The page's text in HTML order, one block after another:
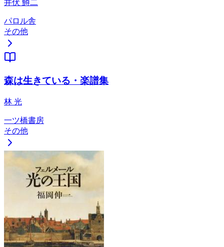
井伏 鱒二
パロル舎
その他
森は生きている・楽譜集
林 光
一ツ橋書房
その他